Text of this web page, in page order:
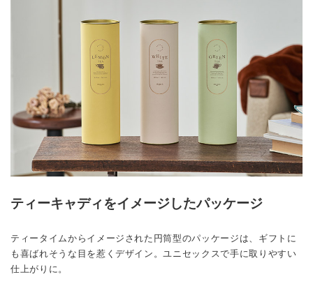
ティーキャディをイメージしたパッケージ
ティータイムからイメージされた円筒型のパッケージは、ギフトに
も喜ばれそうな目を惹くデザイン。ユニセックスで手に取りやすい
仕上がりに。